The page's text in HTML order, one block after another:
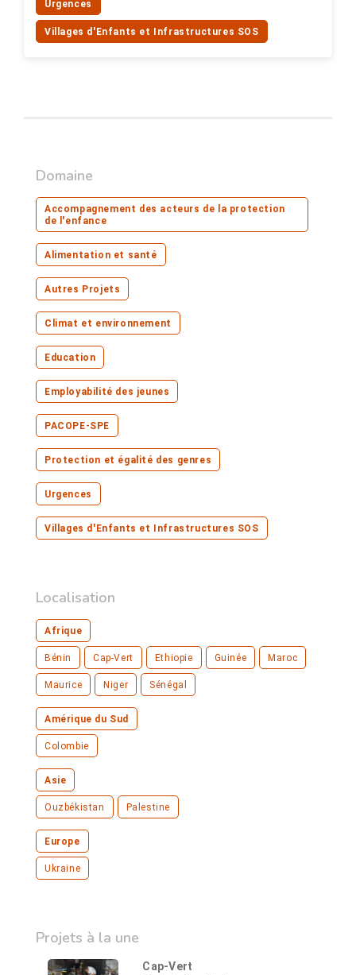
Urgences
Villages d'Enfants et Infrastructures SOS
Domaine
Accompagnement des acteurs de la protection
de l'enfance
Alimentation et santé
Autres Projets
Climat et environnement
Education
Employabilité des jeunes
PACOPE-SPE
Protection et égalité des genres
Urgences
Villages d'Enfants et Infrastructures SOS
Localisation
Afrique
Bénin Cap-Vert Ethiopie Guinée Maroc
Maurice Niger Sénégal
Amérique du Sud
Colombie
Asie
Ouzbékistan Palestine
Europe
Ukraine
Projets à la une
Cap-Vert